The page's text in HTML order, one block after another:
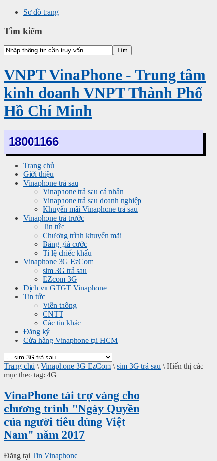
Sơ đồ trang
Tìm kiếm
VNPT VinaPhone - Trung tâm
kinh doanh VNPT Thành Phố
Hồ Chí Minh
18001166
Trang chủ
Giới thiệu
Vinaphone trả sau
Vinaphone trả sau cá nhân
Vinaphone trả sau doanh nghiệp
Khuyến mãi Vinaphone trả sau
Vinaphone trả trước
Tin tức
Chương trình khuyến mãi
Bảng giá cước
Tỉ lệ chiếc khấu
Vinaphone 3G EzCom
sim 3G trả sau
EZcom 3G
Dịch vụ GTGT Vinaphone
Tin tức
Viễn thông
CNTT
Các tin khác
Đăng ký
Cửa hàng Vinaphone tại HCM
Trang chủ \ Vinaphone 3G EzCom \ sim 3G trả sau \ Hiển thị các
mục theo tag: 4G
VinaPhone tài trợ vàng cho
chương trình "Ngày Quyền
của người tiêu dùng Việt
Nam" năm 2017
Đăng tại Tin Vinaphone